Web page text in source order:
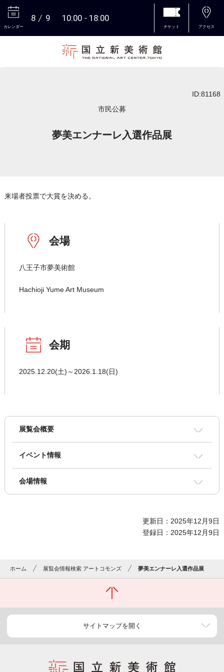
カレンダー
8 9 10:00 18:00
チケット アクセス
ID:81168
市民公募
夢美エンナーレ入選作品展
来場者投票で大賞を決める。
会場
八王子市夢美術館
Hachioji Yume Art Museum
会期
2025.12.20(土)～2026.1.18(日)
展覧会概要
イベント情報
会場情報
更新日：2025年12月9日
登録日：2025年12月9日
ホーム 展覧会情報検索 アートコモンズ 夢美エンナーレ入選作品展
サイトマップを開く